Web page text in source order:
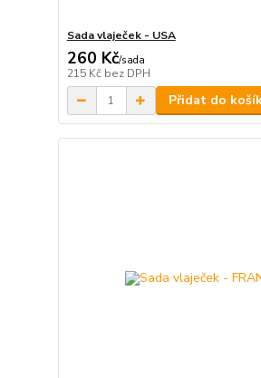
Sada vlaječek - USA
260 Kč/sada
215 Kč bez DPH
Přidat do